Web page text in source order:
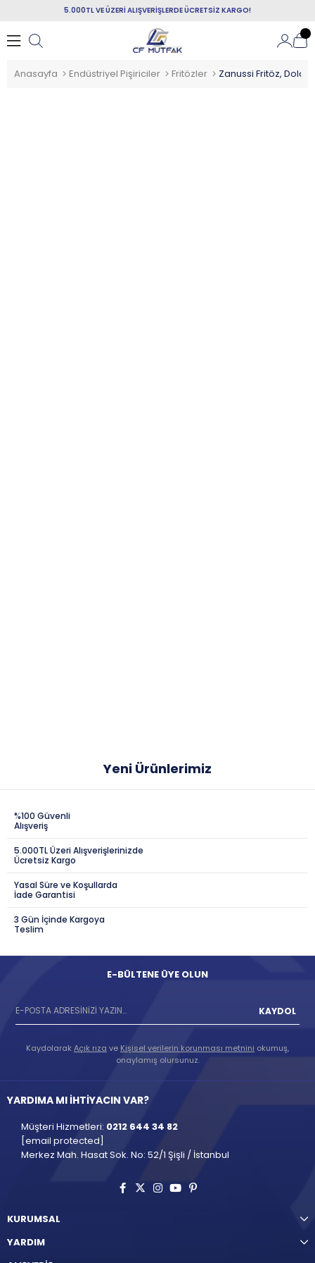
5.000TL VE ÜZERİ ALIŞVERİŞLERDE ÜCRETSİZ KARGO!
Anasayfa Endüstriyel Pişiriciler Fritözler Zanussi Fritöz,
Yeni Ürünlerimiz
%100 Güvenli
Alışveriş
5.000TL Üzeri Alışverişlerinizde
Ücretsiz Kargo
Yasal Süre ve Koşullarda
İade Garantisi
3 Gün İçinde Kargoya
Teslim
E-BÜLTENE ÜYE OLUN
KAYDOL
KaydolarakAçık rıza ve Kişisel verilerin korunması metnini okumuş,
onaylamış olursunuz.
YARDIMA MI İHTİYACIN VAR?
Müşteri Hizmetleri: 0212 644 34 82
[email protected]
Merkez Mah. Hasat Sok. No: 52/1 Şişli / İstanbul
KURUMSAL
YARDIM